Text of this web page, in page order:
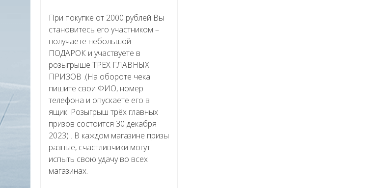
При покупке от 2000 рублей Вы
становитесь его участником –
получаете небольшой
ПОДАРОК и участвуете в
розыгрыше ТРЕХ ГЛАВНЫХ
ПРИЗОВ .(На обороте чека
пишите свои ФИО, номер
телефона и опускаете его в
ящик. Розыгрыш трёх главных
призов состоится 30 декабря
2023) . В каждом магазине призы
разные, счастливчики могут
испыть свою удачу во всех
магазинах.